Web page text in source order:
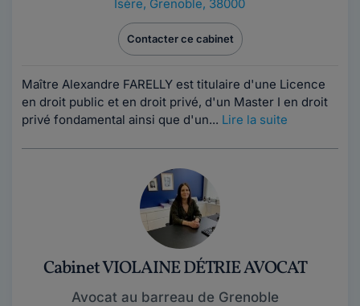
Isère, Grenoble, 38000
Contacter ce cabinet
Maître Alexandre FARELLY est titulaire d'une Licence
en droit public et en droit privé, d'un Master I en droit
privé fondamental ainsi que d'un... Lire la suite
Cabinet VIOLAINE DÉTRIE AVOCAT
Avocat au barreau de Grenoble